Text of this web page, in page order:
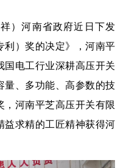
）河南省政府近日下发
利）奖的决定》，河南平
国电工行业深耕高压开关
量、多功能、高参数的技
， 河南平芝高压开关有限
益求精的工匠精神获得河